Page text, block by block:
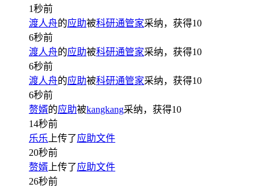
1秒前
渡人舟的应助被科研通管家采纳，获得10
6秒前
渡人舟的应助被科研通管家采纳，获得10
6秒前
渡人舟的应助被科研通管家采纳，获得10
6秒前
赘婿的应助被kangkang采纳，获得10
14秒前
乐乐 上传了应助文件
20秒前
赘婿 上传了应助文件
26秒前